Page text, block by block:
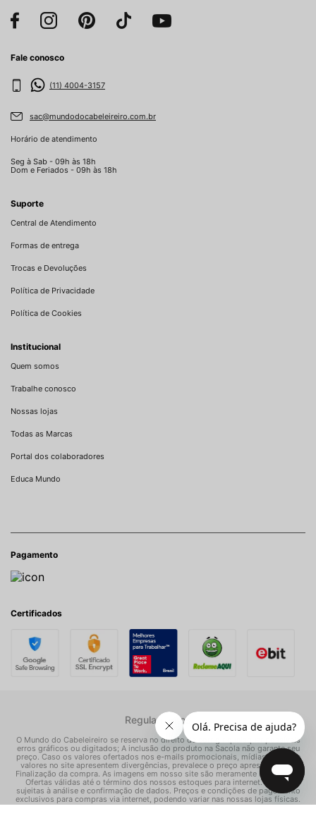
Fale conosco
(11) 4004-3157
sac@mundodocabeleireiro.com.br
Horário de atendimento
Seg à Sab - 09h às 18h
Dom e Feriados - 09h às 18h
Suporte
Central de Atendimento
Formas de entrega
Trocas e Devoluções
Política de Privacidade
Política de Cookies
Institucional
Quem somos
Trabalhe conosco
Nossas lojas
Todas as Marcas
Portal dos colaboradores
Educa Mundo
Pagamento
Certificados
Regulamentos
O Mundo do Cabeleireiro se reserva no direito de corrigir quaisquer possíveis
erros gráficos ou digitados; A inclusão do produto na Sacola não garante seu
preço. Caso os valores ofertados nos e-mails promocionais, mídias sociais e
valores no site apresentem divergências, prevalece o preço apresentado na
Finalização da compra. As imagens em nosso site são meramente ilustrativas.
Ofertas válidas até o término dos nossos estoques para internet. Vendas
sujeitas à análise e confirmação de dados. Preços e condições de pagamento
exclusivos para compras via internet, podendo variar nas nossas lojas físicas.